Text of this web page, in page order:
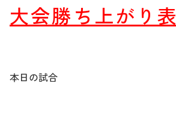
大会勝ち上がり表
本日の試合